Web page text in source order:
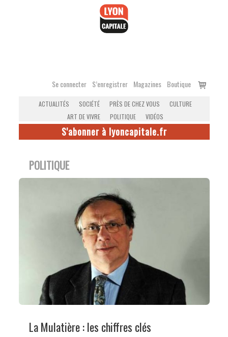
Se connecter S’enregistrer Magazines Boutique
Voir
ACTUALITÉS SOCIÉTÉ PRÈS DE CHEZ VOUS
CULTURE
ART DE VIVRE
POLITIQUE VIDÉOS
S'abonner à lyoncapitale.fr
POLITIQUE
La Mulatière : les chiffres clés